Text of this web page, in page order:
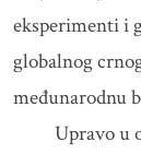
eksperimenti i
globalnog
međunarodnu
Upravo u